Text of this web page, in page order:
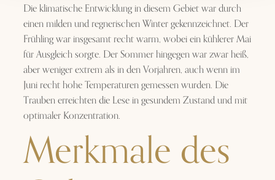
Die klimatische Entwicklung in diesem Gebiet war durch
einen milden und regnerischen Winter gekennzeichnet. Der
Frühling war insgesamt recht warm, wobei ein kühlerer Mai
für Ausgleich sorgte. Der Sommer hingegen war zwar heiß,
aber weniger extrem als in den Vorjahren, auch wenn im
Juni recht hohe Temperaturen gemessen wurden. Die
Trauben erreichten die Lese in gesundem Zustand und mit
optimaler Konzentration.
Merkmale des